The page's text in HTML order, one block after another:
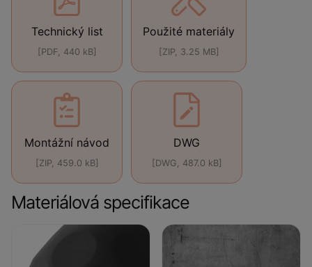
Technický list
[PDF, 440 kB]
Použité materiály
[ZIP, 3.25 MB]
Montážní návod
[ZIP, 459.0 kB]
DWG
[DWG, 487.0 kB]
Materiálová specifikace